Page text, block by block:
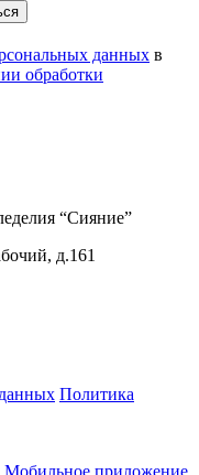
данных в
обработки
“Сияние”
д.161
Политика
Мобильное приложение